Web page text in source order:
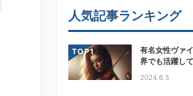
人気記事ランキング
TOP
有名女性ヴァ
界でも活躍し
2024.6.5